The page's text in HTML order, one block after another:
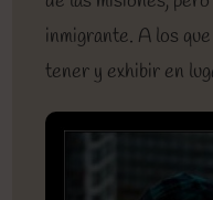
inmigrante. A los
tener y exhibir en